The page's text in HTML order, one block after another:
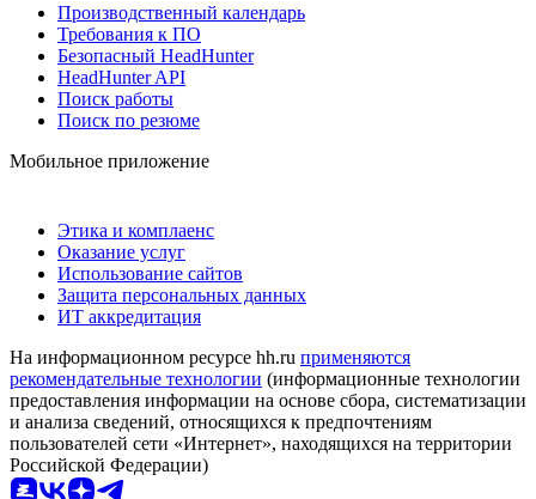
Производственный календарь
Требования к ПО
Безопасный HeadHunter
HeadHunter API
Поиск работы
Поиск по резюме
Мобильное приложение
Этика и комплаенс
Оказание услуг
Использование сайтов
Защита персональных данных
ИТ аккредитация
На информационном ресурсе hh.ru применяются
рекомендательные технологии (информационные технологии
предоставления информации на основе сбора, систематизации
и анализа сведений, относящихся к предпочтениям
пользователей сети «Интернет», находящихся на территории
Российской Федерации)